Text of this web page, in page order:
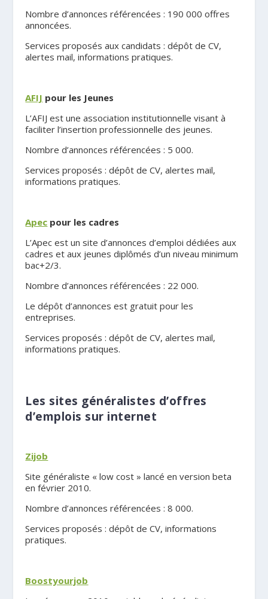
Nombre d’annonces référencées : 190 000 offres
annoncées.
Services proposés aux candidats : dépôt de CV,
alertes mail, informations pratiques.
AFIJ pour les Jeunes
L’AFIJ est une association institutionnelle visant à
faciliter l’insertion professionnelle des jeunes.
Nombre d’annonces référencées : 5 000.
Services proposés : dépôt de CV, alertes mail,
informations pratiques.
Apec pour les cadres
L’Apec est un site d’annonces d’emploi dédiées aux
cadres et aux jeunes diplômés d’un niveau minimum
bac+2/3.
Nombre d’annonces référencées : 22 000.
Le dépôt d’annonces est gratuit pour les
entreprises.
Services proposés : dépôt de CV, alertes mail,
informations pratiques.
Les sites généralistes d’offres
d’emplois sur internet
Zijob
Site généraliste « low cost » lancé en version beta
en février 2010.
Nombre d’annonces référencées : 8 000.
Services proposés : dépôt de CV, informations
pratiques.
Boostyourjob